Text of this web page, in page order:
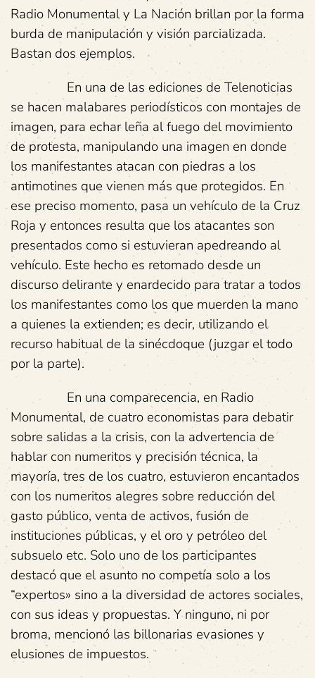
Radio Monumental y La Nación brillan por la forma
burda de manipulación y visión parcializada.
Bastan dos ejemplos.
En una de las ediciones de Telenoticias
se hacen malabares periodísticos con montajes de
imagen, para echar leña al fuego del movimiento
de protesta, manipulando una imagen en donde
los manifestantes atacan con piedras a los
antimotines que vienen más que protegidos. En
ese preciso momento, pasa un vehículo de la Cruz
Roja y entonces resulta que los atacantes son
presentados como si estuvieran apedreando al
vehículo. Este hecho es retomado desde un
discurso delirante y enardecido para tratar a todos
los manifestantes como los que muerden la mano
a quienes la extienden; es decir, utilizando el
recurso habitual de la sinécdoque (juzgar el todo
por la parte).
En una comparecencia, en Radio
Monumental, de cuatro economistas para debatir
sobre salidas a la crisis, con la advertencia de
hablar con numeritos y precisión técnica, la
mayoría, tres de los cuatro, estuvieron encantados
con los numeritos alegres sobre reducción del
gasto público, venta de activos, fusión de
instituciones públicas, y el oro y petróleo del
subsuelo etc. Solo uno de los participantes
destacó que el asunto no competía solo a los
“expertos» sino a la diversidad de actores sociales,
con sus ideas y propuestas. Y ninguno, ni por
broma, mencionó las billonarias evasiones y
elusiones de impuestos.